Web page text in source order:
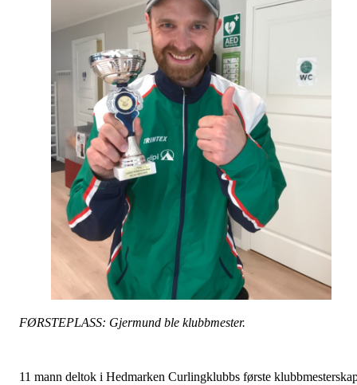
FØRSTEPLASS: Gjermund ble klubbmester.
11 mann deltok i Hedmarken Curlingklubbs første